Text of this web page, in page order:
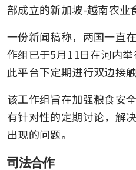
部成立的新加坡-越南农业
一份新闻稿称，两国一直
作组已于5月11日在河内
此平台下定期进行双边接触
该工作组旨在加强粮食安
有针对性的定期讨论，解
出现的问题。
司法合作